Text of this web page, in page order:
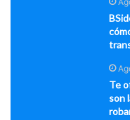
Te
son